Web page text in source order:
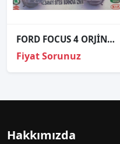
FORD FOCUS 4 ORJİNAL ÇIKMA SOL FAR
Fiyat Sorunuz
Hakkımızda